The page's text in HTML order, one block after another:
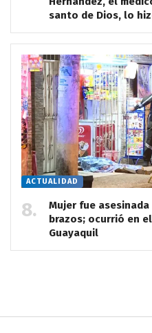
santo de Dios, lo
ACTUALIDAD
Mujer fue
brazos; ocurrió en
Guayaquil